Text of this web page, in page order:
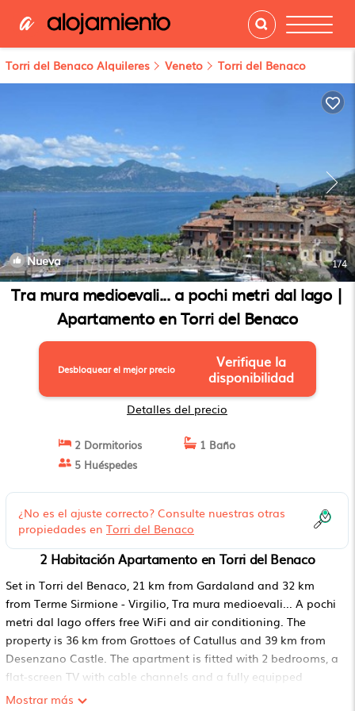
Torri del Benaco Alquileres Veneto Torri del Benaco
Nueva 1/4
Tra mura medioevali... a pochi metri dal lago |
Apartamento en Torri del Benaco
Desbloquear el mejor precio
Verifique la
disponibilidad
Detalles del precio
2 Dormitorios
1 Baño
5 Huéspedes
¿No es el ajuste correcto? Consulte nuestras otras
propiedades en Torri del Benaco
2 Habitación Apartamento en Torri del Benaco
Set in Torri del Benaco, 21 km from Gardaland and 32 km
from Terme Sirmione - Virgilio, Tra mura medioevali... A pochi
metri dal lago offers free WiFi and air conditioning. The
property is 36 km from Grottoes of Catullus and 39 km from
Desenzano Castle. The apartment is fitted with 2 bedrooms, a
flat-screen TV with cable channels and a fully equipped
kitchen that provides guests with a dishwasher, a microwave,
Mostrar más